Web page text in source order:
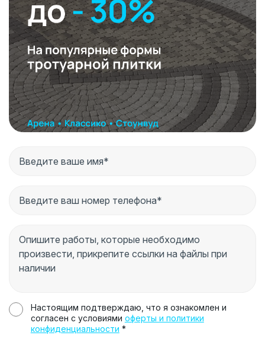
Настоящим подтверждаю, что я ознакомлен и
согласен с условиями оферты и политики
конфиденциальности *